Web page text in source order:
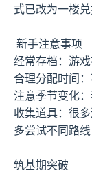
式已改为一楼
新手注意事项
经常存档：游
合理分配时间
注意季节变化
收集道具：很
多尝试不同路
筑基期突破